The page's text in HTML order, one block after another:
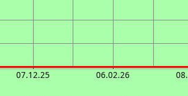
07.12.25 06.02.26